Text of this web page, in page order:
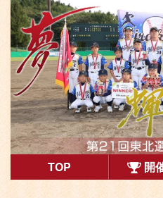
第21回東北選抜学童
TOP 開